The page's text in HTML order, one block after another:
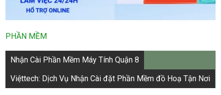
PHẦN MỀM
Điều
hướng
bài
Nhận Cài Phần Mềm Máy Tính Quận 8
Việttech: Dịch Vụ Nhận Cài đặt Phần Mềm đồ Hoạ Tận Nơi